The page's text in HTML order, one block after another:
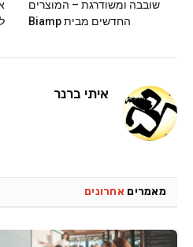
שובבה ומשודרגת – המוצרים
החדשים מבית Biamp
איתי ברנר
מאמרים אחרונים